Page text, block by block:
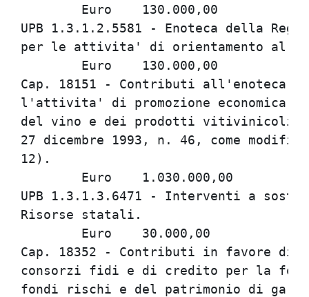
UPB 1.3.1.2.5581 - Enoteca della
per le attivita' di orientamento al
Cap. 18151 - Contributi all'enoteca
l'attivita' di promozione economica e
del vino e dei prodotti vitivinicoli.
27 dicembre 1993, n. 46, come
12).
UPB 1.3.1.3.6471 - Interventi a
Risorse statali.
Cap. 18352 - Contributi in favore di
consorzi fidi e di credito per la
fondi rischi e del patrimonio di